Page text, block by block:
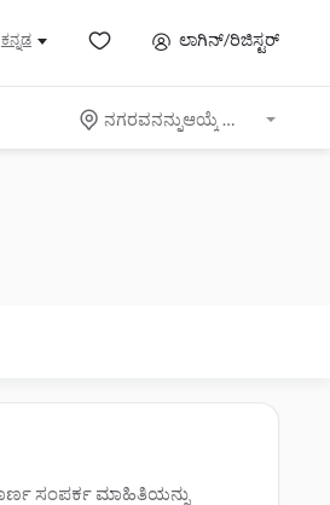
ಕನ್ನಡ ಲಾಗಿನ್/ರಿಜಿಸ್ಟರ್
ನಗರವನನ್ನುಆಯ್ಕೆ ಮಾಡಿ
ಸಂಪರ್ಕ ಮಾಹಿತಿಯನ್ನು